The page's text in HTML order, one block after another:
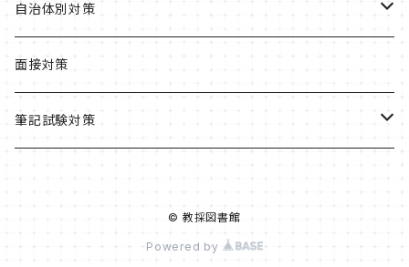
自治体別対策
北海道・東北
北海道
関東
面接対策
筆記試験対策
© 教採図書館
Powered by